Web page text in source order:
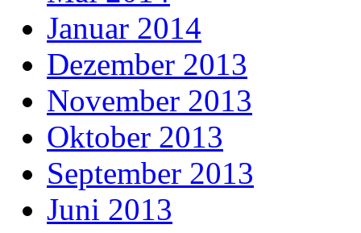
Januar 2014
Dezember 2013
November 2013
Oktober 2013
September 2013
Juni 2013